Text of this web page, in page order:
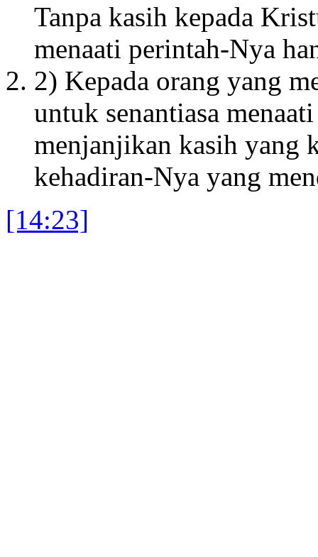
Tanpa kasih kepada
menaati perintah-Nya
2) Kepada orang yang
untuk senantiasa
menjanjikan kasih yang
kehadiran-Nya yang
[14:23]